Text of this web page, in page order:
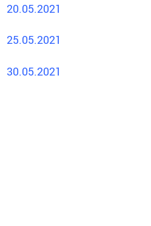
20.05.2021
25.05.2021
30.05.2021